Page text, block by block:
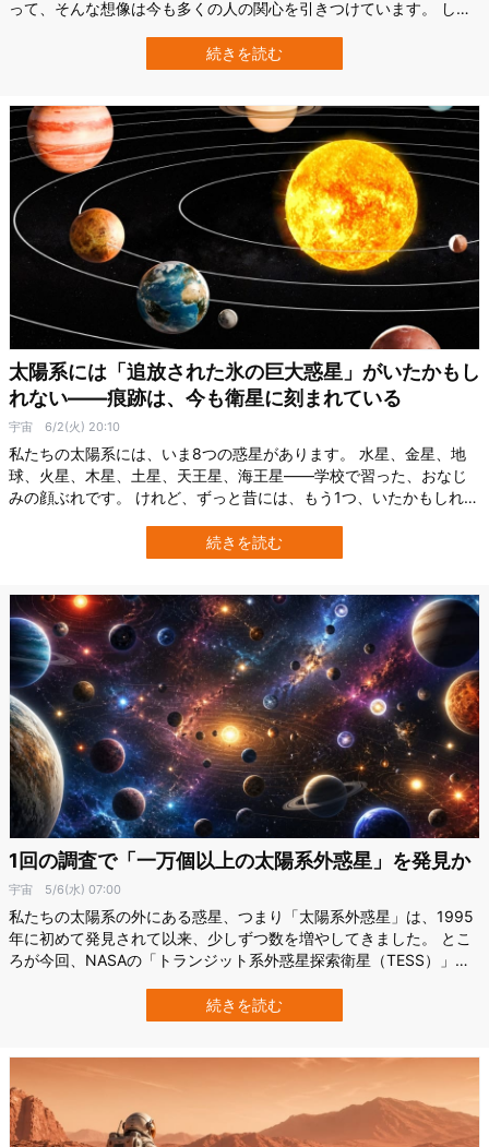
って、そんな想像は今も多くの人の関心を引きつけています。 しか
別の問題です。 そんな中、豪ニューサウスウェールズ大学
（UNSW）の研究者は、宇宙人がいたとしても、彼らが地球に来な
続きを読む
太陽系には「追放された氷の巨大惑星」がいたかもし
れない――痕跡は、今も衛星に刻まれている
宇宙 6/2(火) 20:10
私たちの太陽系には、いま8つの惑星があります。 水星、金星、地
球、火星、木星、土星、天王星、海王星——学校で習った、おなじ
みの顔ぶれです。 けれど、ずっと昔には、もう1つ、いたかもしれな
われた研究により、かつて太陽系にあったとされる”もう一つの氷の
巨大惑星”が大暴れして太陽系の外へはじき出され、その動乱のさな
続きを読む
1回の調査で「一万個以上の太陽系外惑星」を発見か
宇宙 5/6(水) 07:00
私たちの太陽系の外にある惑星、つまり「太陽系外惑星」は、1995
年に初めて発見されて以来、少しずつ数を増やしてきました。 とこ
ろが今回、NASAの「トランジット系外惑星探索衛星（TESS）」の
新たな惑星候補が見つかった可能性が示されたのです。 この研究は
「T16プロジェクト」と呼ばれる取り組みによるもので、まだ査読前
続きを読む